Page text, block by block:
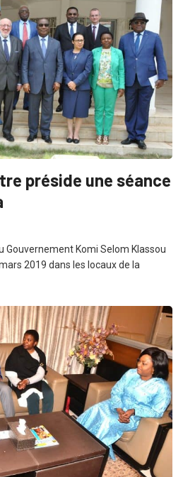
préside une séance
Gouvernement Komi Selom Klassou
2019 dans les locaux de la